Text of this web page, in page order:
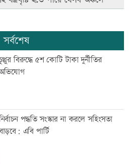
সর্বশেষ
বিরুদ্ধে ৫শ কোটি টাকা দুর্নীতির
পদ্ধতি সংস্কার না করলে সহিংসতা
এবি পার্টি